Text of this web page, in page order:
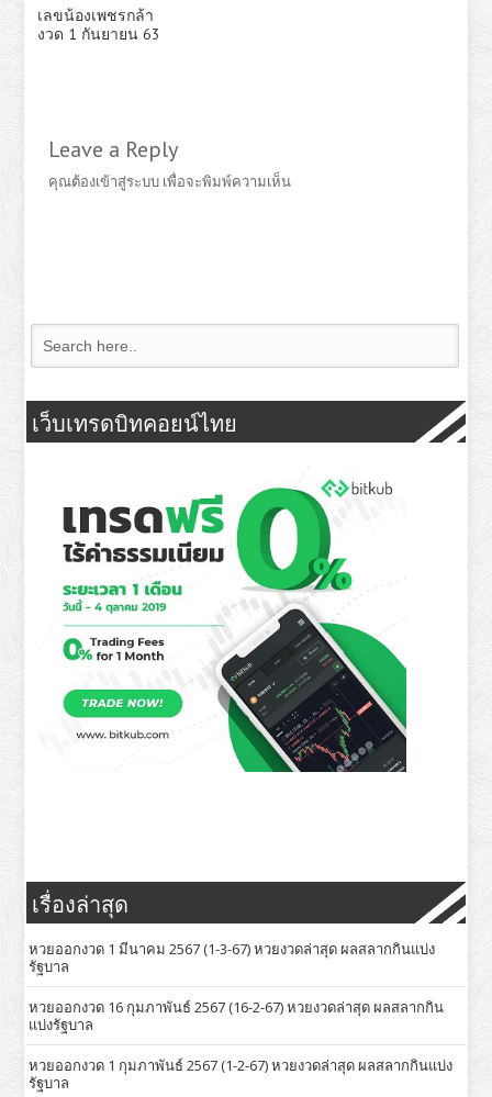
เลขน้องเพชรกล้า
งวด 1 กันยายน 63
Leave a Reply
คุณต้องเข้าสู่ระบบ เพื่อจะพิมพ์ความเห็น
เว็บเทรดบิทคอยน์ไทย
เรื่องล่าสุด
หวยออกงวด 1 มีนาคม 2567 (1-3-67) หวยงวดล่าสุด ผลสลากกินแบ่ง
รัฐบาล
หวยออกงวด 16 กุมภาพันธ์ 2567 (16-2-67) หวยงวดล่าสุด ผลสลากกิน
แบ่งรัฐบาล
หวยออกงวด 1 กุมภาพันธ์ 2567 (1-2-67) หวยงวดล่าสุด ผลสลากกินแบ่ง
รัฐบาล